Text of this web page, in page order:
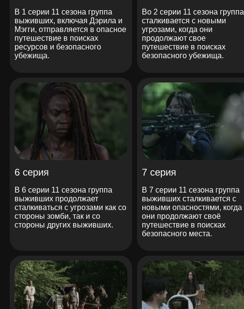
В 1 серии 11 сезона группа
выживших, включая Дэрила и
Мэгги, отправляется в опасное
путешествие в поисках
ресурсов и безопасного
убежища.
Во 2 серии 11 сезона группа
сталкивается с новыми
угрозами, когда они
продолжают свое
путешествие в поисках
безопасного убежища.
6 серия
В 6 серии 11 сезона группа
выживших продолжает
сталкиваться с угрозами как со
стороны зомби, так и со
стороны других выживших.
7 серия
В 7 серии 11 сезона группа
выживших сталкивается с
новыми опасностями, когда
они продолжают своё
путешествие в поисках
безопасного места.